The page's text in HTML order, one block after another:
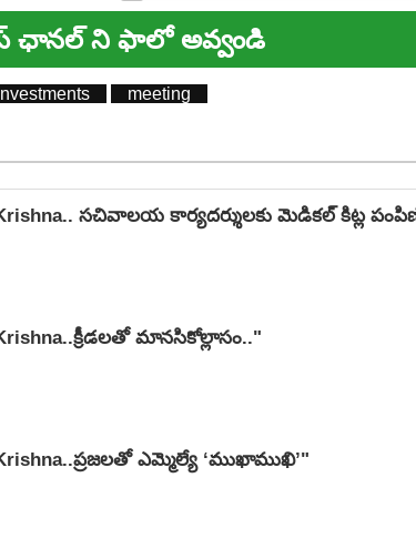
ఛానల్ ని ఫాలో అవ్వండి
meeting
సచివాలయ కార్యదర్శులకు మెడికల్ కిట్ల
మానసికోల్లాసం.."
ఎమ్మెల్యే ‘ముఖాముఖి’"